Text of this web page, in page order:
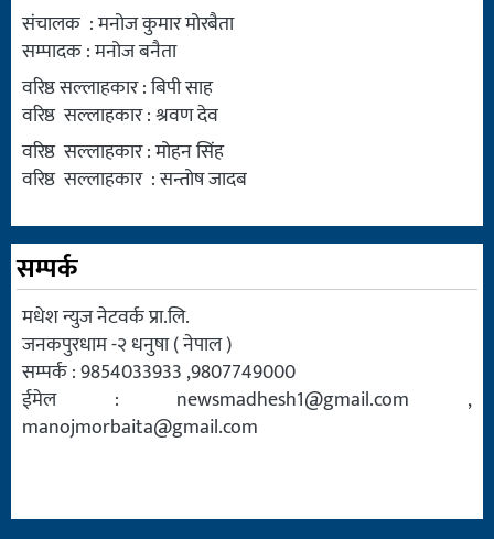
संचालक : मनोज कुमार मोरबैता
सम्पादक : मनोज बनैता
वरिष्ठ सल्लाहकार : बिपी साह
वरिष्ठ सल्लाहकार : श्रवण देव
वरिष्ठ सल्लाहकार : मोहन सिंह
वरिष्ठ सल्लाहकार : सन्तोष जादब
सम्पर्क
मधेश न्युज नेटवर्क प्रा.लि.
जनकपुरधाम -२ धनुषा ( नेपाल )
सम्पर्क : 9854033933 ,9807749000
ईमेल : newsmadhesh1@gmail.com ,
manojmorbaita@gmail.com